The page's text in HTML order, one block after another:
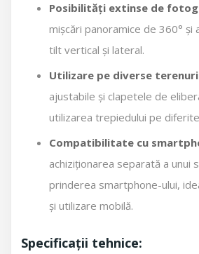
Posibilități extinse de
mișcări panoramice de 360° și
tilt vertical și lateral.
Utilizare pe diverse
ajustabile și clapetele de
utilizarea trepiedului pe
Compatibilitate cu
achiziționarea separată a unui
prinderea smartphone-ului,
și utilizare mobilă.
Specificații tehnice: